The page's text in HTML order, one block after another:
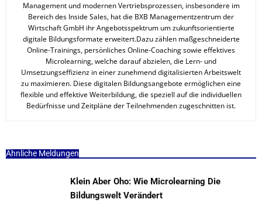
Management und modernen Vertriebsprozessen, insbesondere im
Bereich des Inside Sales, hat die BXB Managementzentrum der
Wirtschaft GmbH ihr Angebotsspektrum um zukunftsorientierte
digitale Bildungsformate erweitert.Dazu zählen maßgeschneiderte
Online-Trainings, persönliches Online-Coaching sowie effektives
Microlearning, welche darauf abzielen, die Lern- und
Umsetzungseffizienz in einer zunehmend digitalisierten Arbeitswelt
zu maximieren. Diese digitalen Bildungsangebote ermöglichen eine
flexible und effektive Weiterbildung, die speziell auf die individuellen
Bedürfnisse und Zeitpläne der Teilnehmenden zugeschnitten ist.
Ähnliche Meldungen
Klein Aber Oho: Wie Microlearning Die
Bildungswelt Verändert